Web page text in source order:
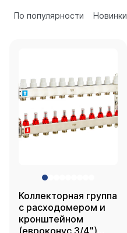
По популярности Новинки
Коллекторная группа
с расходомером и
кронштейном
(евроконус 3/4")